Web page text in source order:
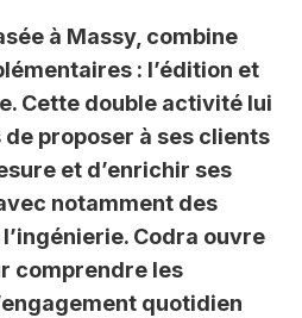
à Massy, combine
: l’édition et
Cette double activité lui
proposer à ses clients
et d’enrichir ses
notamment des
Codra ouvre
comprendre les
quotidien